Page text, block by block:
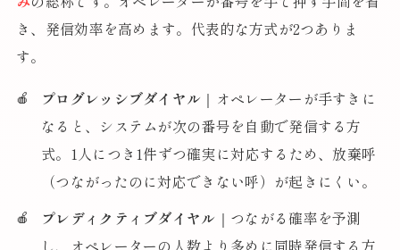
き、発信効率を高めます。代表的な方式が2つありま
す。
プログレッシブダイヤル ｜オペレーターが手すきに
なると、システムが次の番号を自動で発信する方
式。1人につき1件ずつ確実に対応するため、放棄呼
（つながったのに対応できない呼）が起きにくい。
プレディクティブダイヤル ｜つながる確率を予測
し、オペレーターの人数より多めに同時発信する方